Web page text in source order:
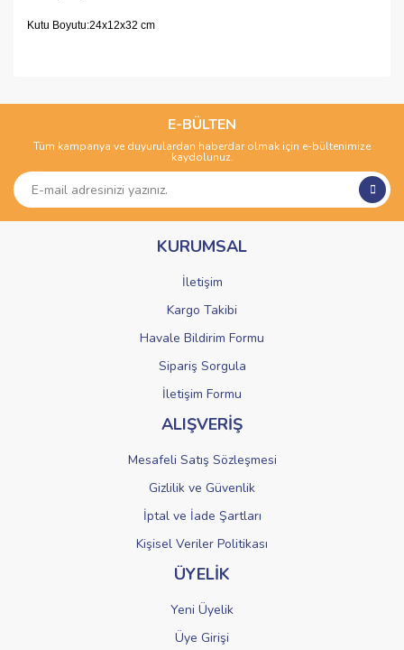
Kutu Boyutu:24x12x32 cm
Yorum Yaz
kullanarak tarafımıza iletebilirsiniz.
Görüş ve önerileriniz için teşekkür ederiz.
Ürün açıklamasında eksik bilgiler bulunuyor.
Ürün bilgilerinde hatalar bulunuyor.
Ürün fiyatı diğer sitelerden daha pahalı.
Gönder
E-BÜLTEN
Tüm kampanya ve duyurulardan haberdar olmak için e-bültenimize
kaydolunuz.
KURUMSAL
İletişim
Kargo Takibi
Havale Bildirim Formu
Sipariş Sorgula
İletişim Formu
ALIŞVERİŞ
Mesafeli Satış Sözleşmesi
Gizlilik ve Güvenlik
İptal ve İade Şartları
Kişisel Veriler Politikası
ÜYELİK
Yeni Üyelik
Üye Girişi